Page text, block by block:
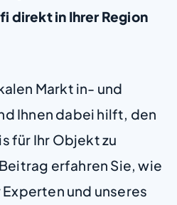
direkt in Ihrer Region
Markt in- und
Ihnen dabei hilft, den
für Ihr Objekt zu
erfahren Sie, wie
und unseres